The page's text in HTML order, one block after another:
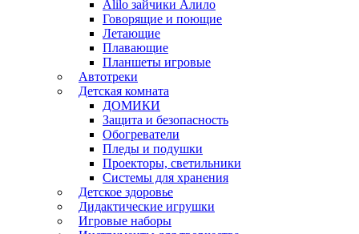
Alilo зайчики Алило
Говорящие и поющие
Летающие
Плавающие
Планшеты игровые
Автотреки
Детская комната
ДОМИКИ
Защита и безопасность
Обогреватели
Пледы и подушки
Проекторы, светильники
Системы для хранения
Детское здоровье
Дидактические игрушки
Игровые наборы